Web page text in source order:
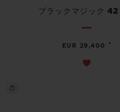
ブラックマジック 42
EUR 29,400 •